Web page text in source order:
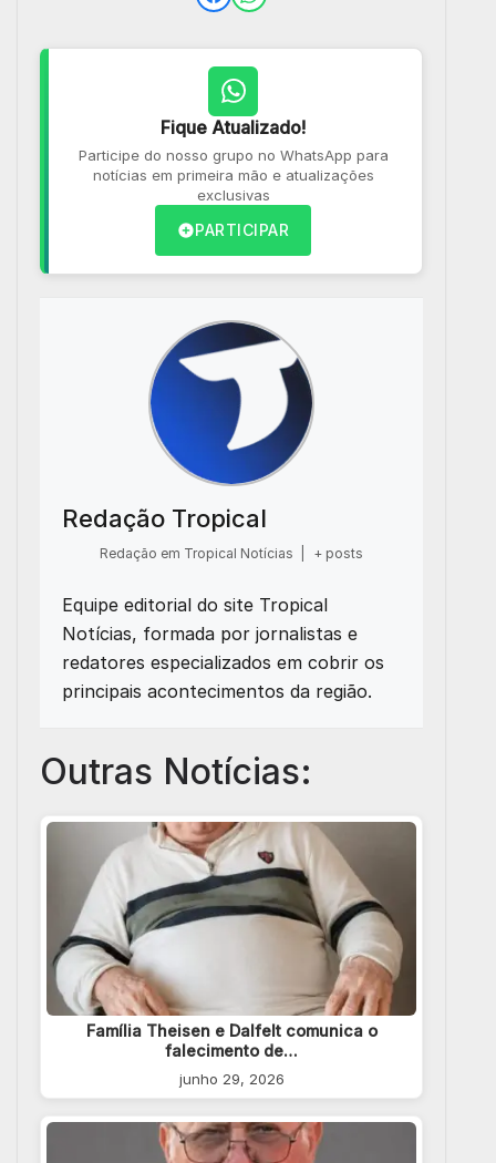
Fique Atualizado!
Participe do nosso grupo no WhatsApp para
notícias em primeira mão e atualizações
exclusivas
PARTICIPAR
Redação Tropical
Redação em Tropical Notícias + posts
Equipe editorial do site Tropical
Notícias, formada por jornalistas e
redatores especializados em cobrir os
principais acontecimentos da região.
Outras Notícias:
Família Theisen e Dalfelt comunica o
falecimento de…
junho 29, 2026